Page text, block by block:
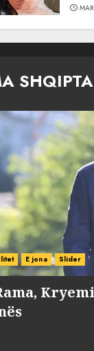
E jona Slider